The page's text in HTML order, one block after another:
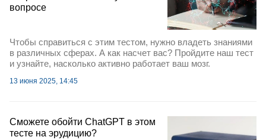
вопросе
Чтобы справиться с этим тестом, нужно владеть знаниями
в различных сферах. А как насчет вас? Пройдите наш тест
и узнайте, насколько активно работает ваш мозг.
13 июня 2025, 14:45
Сможете обойти ChatGPT в этом
тесте на эрудицию?